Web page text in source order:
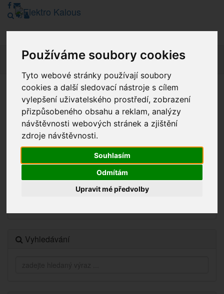
Používáme soubory cookies
Tyto webové stránky používají soubory
cookies a další sledovací nástroje s cílem
vylepšení uživatelského prostředí, zobrazení
přizpůsobeného obsahu a reklam, analýzy
návštěvnosti webových stránek a zjištění
zdroje návštěvnosti.
Souhlasím
Odmítám
Upravit mé předvolby
Vážení zákazníci, v tuto chvíli je Náš internetový obchod v
režimu Katalogu. Objednávky on-line nyní nelze vyřídit.
Děkujeme za pochopení.
Novinky
Vyhledávání